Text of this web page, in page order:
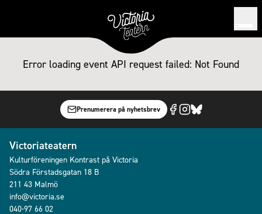
Error loading event API request failed: Not Found
Prenumerera på nyhetsbrev
Victoriateatern
Kulturföreningen Kontrast på Victoria
Södra Förstadsgatan 18 B
211 43 Malmö
info@victoria.se
040-97 66 02